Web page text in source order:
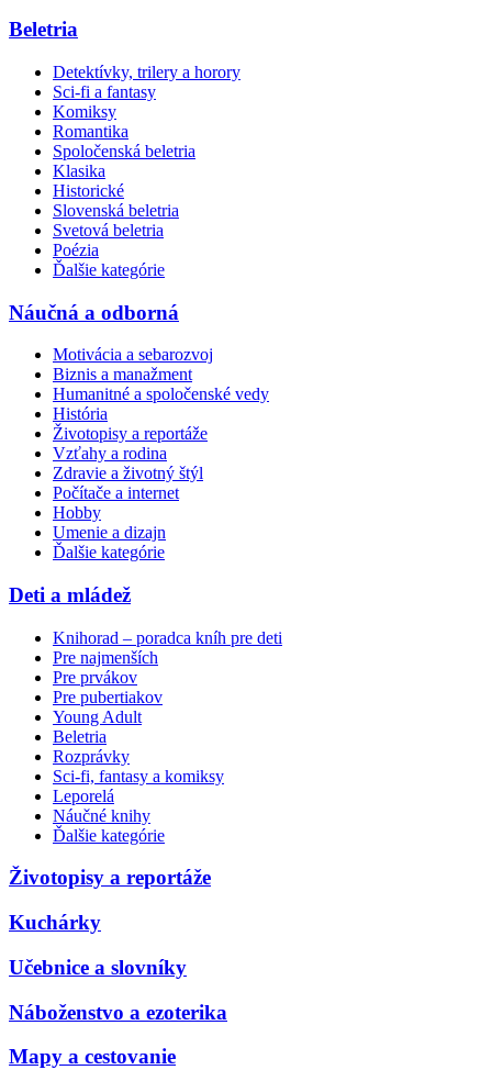
Beletria
Detektívky, trilery a horory
Sci-fi a fantasy
Komiksy
Romantika
Spoločenská beletria
Klasika
Historické
Slovenská beletria
Svetová beletria
Poézia
Ďalšie kategórie
Náučná a odborná
Motivácia a sebarozvoj
Biznis a manažment
Humanitné a spoločenské vedy
História
Životopisy a reportáže
Vzťahy a rodina
Zdravie a životný štýl
Počítače a internet
Hobby
Umenie a dizajn
Ďalšie kategórie
Deti a mládež
Knihorad – poradca kníh pre deti
Pre najmenších
Pre prvákov
Pre pubertiakov
Young Adult
Beletria
Rozprávky
Sci-fi, fantasy a komiksy
Leporelá
Náučné knihy
Ďalšie kategórie
Životopisy a reportáže
Kuchárky
Učebnice a slovníky
Náboženstvo a ezoterika
Mapy a cestovanie